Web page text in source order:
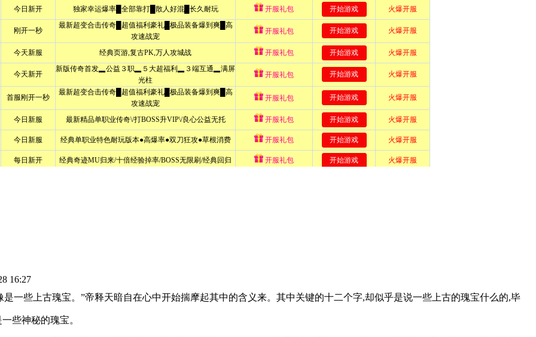
16:27
上古瑰宝。”帝释天暗自在心中开始揣摩起其中的含义来。其中关键的十二个字,却似乎是说一些上古的瑰宝什么的,毕
些神秘的瑰宝。